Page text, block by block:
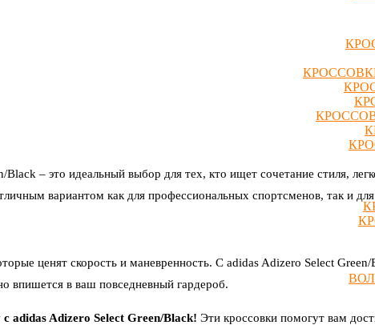
– это идеальный выбор для тех, кто ищет сочетание стиля,
вариантом как для профессиональных спортсменов, так и
ценят скорость и маневренность. С adidas Adizero Select
впишется в ваш повседневный гардероб.
adidas Adizero Select Green/Black! Эти кроссовки помогут вам